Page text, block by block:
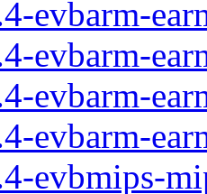
evbarm-
evbarm-
evbarm-
evbarm-
evbmips-